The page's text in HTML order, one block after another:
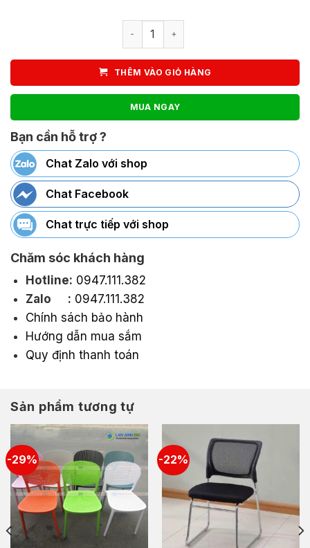
Ghế giám đốc LADP29 số lượng
THÊM VÀO GIỎ HÀNG
MUA NGAY
Bạn cần hỗ trợ ?
Chat Zalo với shop
Chat Facebook
Chat trực tiếp với shop
Chăm sóc khách hàng
Hotline: 0947.111.382
Zalo : 0947.111.382
Chính sách bảo hành
Hướng dẫn mua sắm
Quy định thanh toán
Sản phẩm tương tự
-29% -22%